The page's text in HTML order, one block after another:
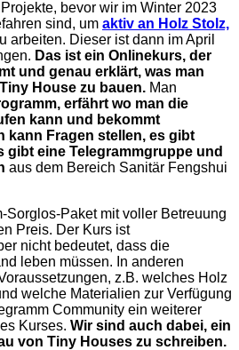
bevor wir im Winter 2023
sind, um aktiv an Holz Stolz,
arbeiten. Dieser ist dann im April
Das ist ein Onlinekurs, der
und genau erklärt, was man
House zu bauen. Man
erfährt wo man die
kann und bekommt
kann Fragen stellen, es gibt
gibt eine Telegrammgruppe und
aus dem Bereich Sanitär Fengshui
Sorglos-Paket mit voller Betreuung
Preis. Der Kurs ist
nicht bedeutet, dass die
leben müssen. In anderen
z.B. welches Holz
welche Materialien zur Verfügung
Community ein weiterer
Kurses. Wir sind auch dabei, ein
von Tiny Houses zu schreiben.